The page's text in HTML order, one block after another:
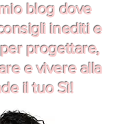
blog dove
inediti e
progettare,
e vivere alla
il tuo Sì!